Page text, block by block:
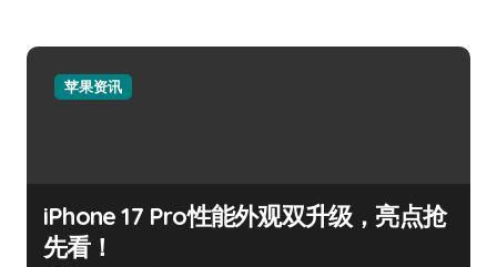
苹果资讯
iPhone 17 Pro性能外观双升级，亮点抢
先看！